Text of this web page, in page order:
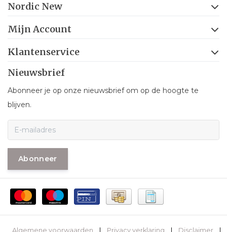
Nordic New
Mijn Account
Klantenservice
Nieuwsbrief
Abonneer je op onze nieuwsbrief om op de hoogte te
blijven.
Abonneer
Algemene voorwaarden Privacy verklaring Disclaimer